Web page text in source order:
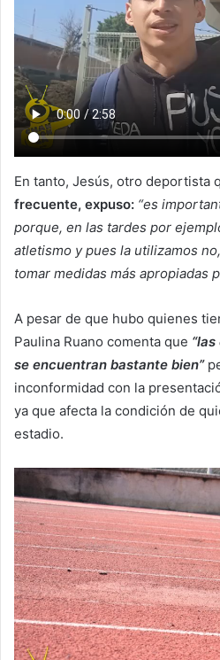
En tanto, Jesús, otro deportista
frecuente, expuso: “es
porque, en las tardes por
atletismo y pues la utilizamos
tomar medidas más apropiadas
A pesar de que hubo quienes
Paulina Ruano comenta que
se encuentran bastante bien”
inconformidad con la
ya que afecta la condición de
estadio.